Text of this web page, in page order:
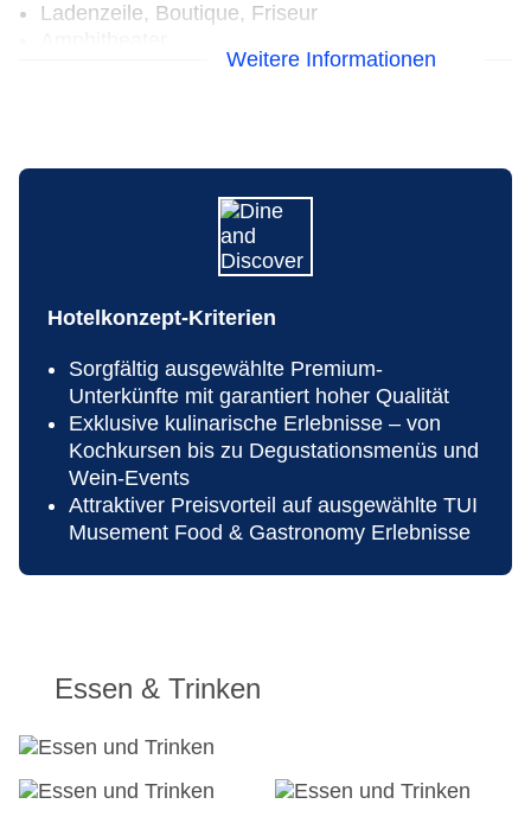
Ladenzeile, Boutique, Friseur
Internet: WLAN/WiFi, im gesamten Hotel
Parkmöglichkeiten: Parkplatz (nach
Zimmer: 434
Weitere Informationen
Hotelkonzept-Kriterien
Sorgfältig ausgewählte Premium-
Unterkünfte mit garantiert hoher Qualität
Exklusive kulinarische Erlebnisse – von
Kochkursen bis zu Degustationsmenüs und
Wein-Events
Attraktiver Preisvorteil auf ausgewählte TUI
Musement Food & Gastronomy Erlebnisse
Essen & Trinken